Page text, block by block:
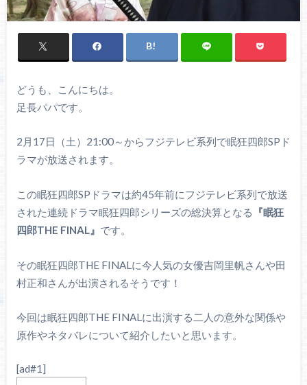
どうも、こんにちは。
足長パパです。
2月17日（土）21:00～からフジテレビ系列で眠狂四郎SPド
ラマが放送されます。
この眠狂四郎SPドラマは約45年前にフジテレビ系列で放送
された連続ドラマ眠狂四郎シリーズの総決算となる 『眠狂
四郎THE FINAL』 です。
その眠狂四郎THE FINALに今人気の女優吉岡里帆さんや田
村正和さんが出演されるそうです！
今回は眠狂四郎THE FINALに出演する二人の意外な関係や
原作やネタバレについて紹介したいと思います。
[ad#1]